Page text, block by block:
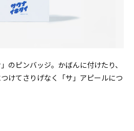
のピンバッジ。かばんに付けたり、
けてさりげなく「サ」アピールにつ